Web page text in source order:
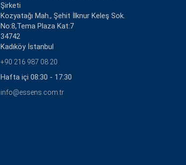
Şirketi
Kozyatağı Mah., Şehit İlknur Keleş Sok.
No:8,Tema Plaza Kat:7
34742
Kadıköy İstanbul
+90 216 987 08 20
Hafta içi 08:30 - 17:30
info@essens.com.tr